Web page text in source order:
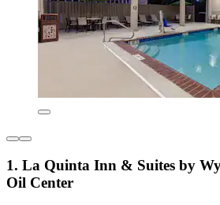
1. La Quinta Inn & Suites by
Oil Center